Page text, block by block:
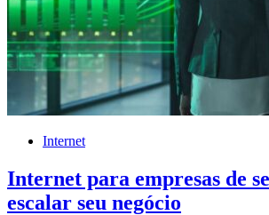
Internet
Internet para empresas de
escalar seu negócio